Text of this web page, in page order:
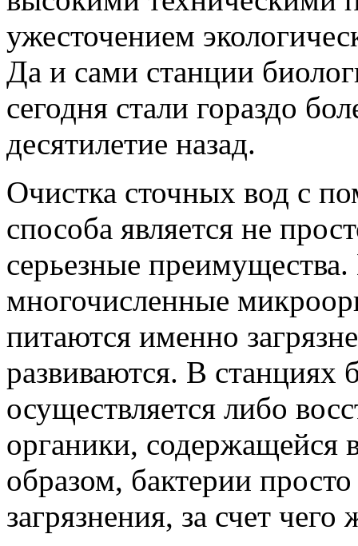
ужесточением
Да и сами станции
сегодня стали гораздо
десятилетие назад.
Очистка сточных вод с
способа является не
серьезные
многочисленные
питаются именно
развиваются. В станциях
осуществляется либо
органики, содержащейся
образом, бактерии
загрязнения, за счет